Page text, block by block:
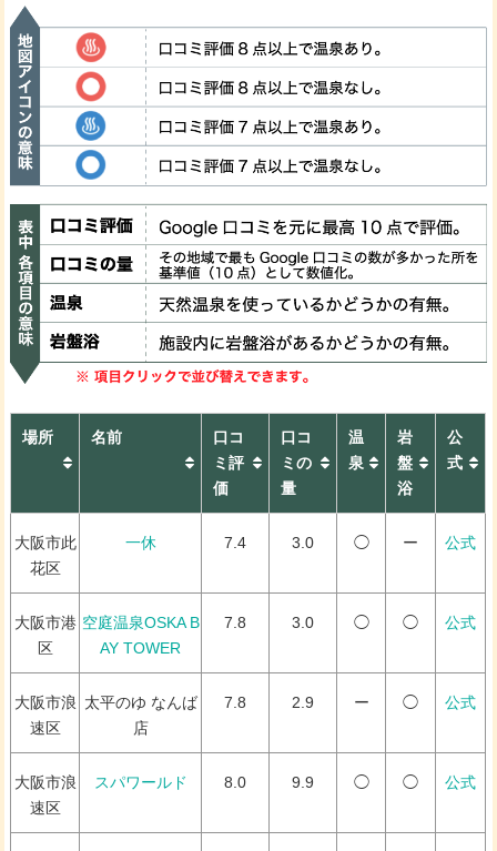
場所 名前
口コ
ミ評
価
口コ
ミの
量
温
泉
岩
盤
浴
公
式
大阪市此
花区
一休 7.4 3.0 ◯ ー 公式
大阪市港
区
空庭温泉OSKA B
AY TOWER
7.8 3.0 ◯ ◯ 公式
大阪市浪
速区
太平のゆ なんば
店
7.8 2.9 ー ◯ 公式
大阪市浪
速区
スパワールド 8.0 9.9 ◯ ◯ 公式